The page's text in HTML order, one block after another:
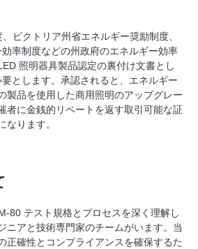
ビクトリア州省エネルギー奨励制度、
率制度などの州政府のエネルギー効率
照明器具製品認定の裏付け文書とし
とします。承認されると、エネルギー
製品を使用した商用照明のアップグレー
者に金銭的リベートを返す取引可能な証
なります。
80 テスト規格とプロセスを深く理解し
ニアと技術専門家のチームがいます。当
正確性とコンプライアンスを確保するた